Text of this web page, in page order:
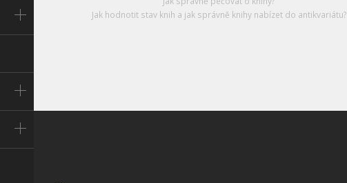
Jak hodnotit stav knih a jak správně knihy nabízet do antikvariátu?